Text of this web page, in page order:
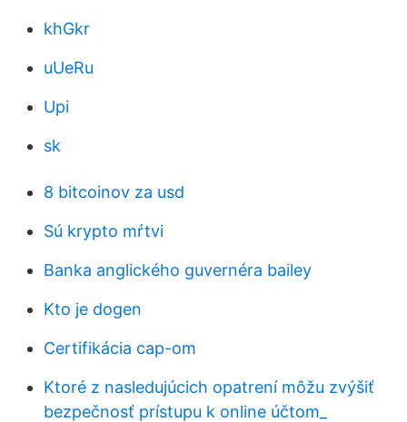
khGkr
uUeRu
Upi
sk
8 bitcoinov za usd
Sú krypto mŕtvi
Banka anglického guvernéra bailey
Kto je dogen
Certifikácia cap-om
Ktoré z nasledujúcich opatrení môžu zvýšiť
bezpečnosť prístupu k online účtom_